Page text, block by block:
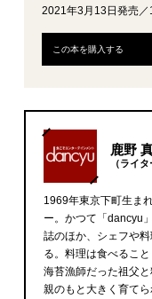
2021年3月13日発売／
この本を購入する
鹿野
（ライタ
1969年東京下町生ま
ー。かつて「dancyu
誌のほか、シェフや
る。料理は食べるこ
海苔漁師だった祖父
親のもと大きく育て